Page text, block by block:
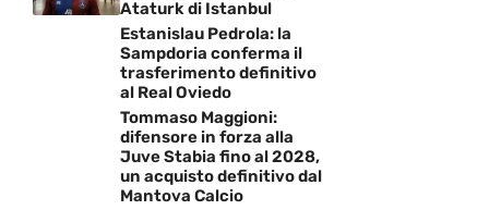
Ataturk di Istanbul
Estanislau Pedrola: la
Sampdoria conferma il
trasferimento definitivo
al Real Oviedo
Tommaso Maggioni:
difensore in forza alla
Juve Stabia fino al 2028,
un acquisto definitivo dal
Mantova Calcio